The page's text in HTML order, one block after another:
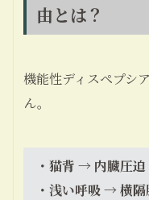
由とは？
機能性ディスペプシ
ん。
・猫背 → 内臓圧迫
・浅い呼吸 → 横